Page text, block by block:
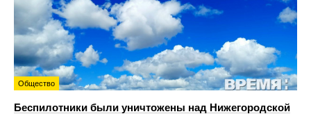
Общество
Беспилотники были уничтожены над Нижегородской